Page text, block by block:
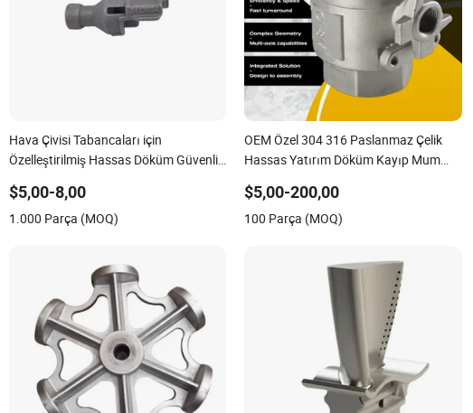
Hava Çivisi Tabancaları için
Özelleştirilmiş Hassas Döküm Güvenlik
$5,00-8,00
1.000 Parça (MOQ)
OEM Özel 304 316 Paslanmaz Çelik
Hassas Yatırım Döküm Kayıp Mum
Makineleri Havacılık için
$5,00-200,00
100 Parça (MOQ)